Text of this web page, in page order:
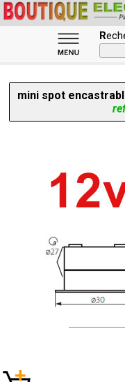
R
mini spot